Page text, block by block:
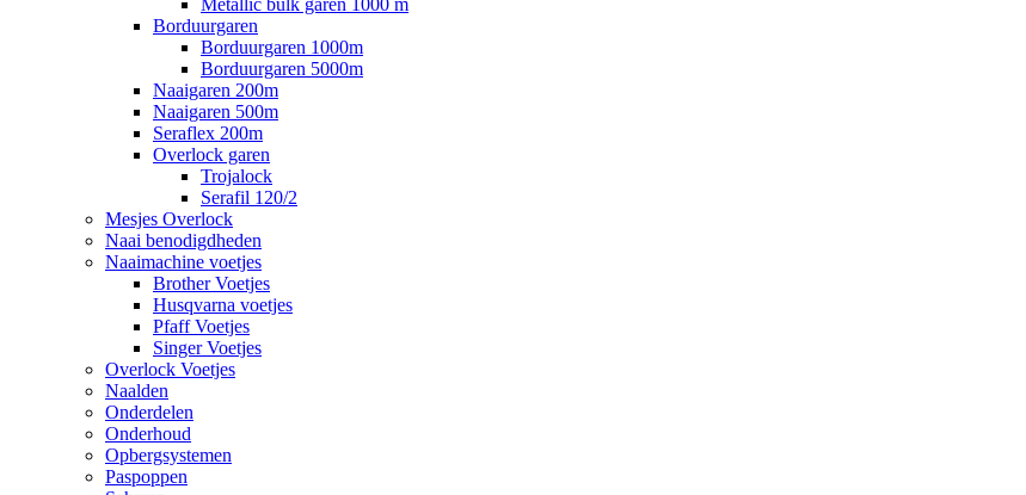
Metallic bulk garen 1000 m
Borduurgaren
Borduurgaren 1000m
Borduurgaren 5000m
Naaigaren 200m
Naaigaren 500m
Seraflex 200m
Overlock garen
Trojalock
Serafil 120/2
Mesjes Overlock
Naai benodigdheden
Naaimachine voetjes
Brother Voetjes
Husqvarna voetjes
Pfaff Voetjes
Singer Voetjes
Overlock Voetjes
Naalden
Onderdelen
Onderhoud
Opbergsystemen
Paspoppen